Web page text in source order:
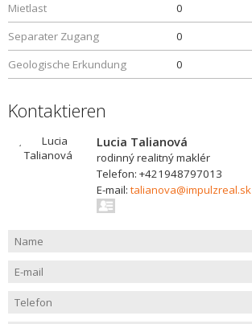
Mietlast
0
Separater Zugang
0
Geologische Erkundung
0
Kontaktieren
Lucia Talianová
rodinný realitný maklér
Telefon: +421948797013
E-mail: talianova@impulzreal.sk